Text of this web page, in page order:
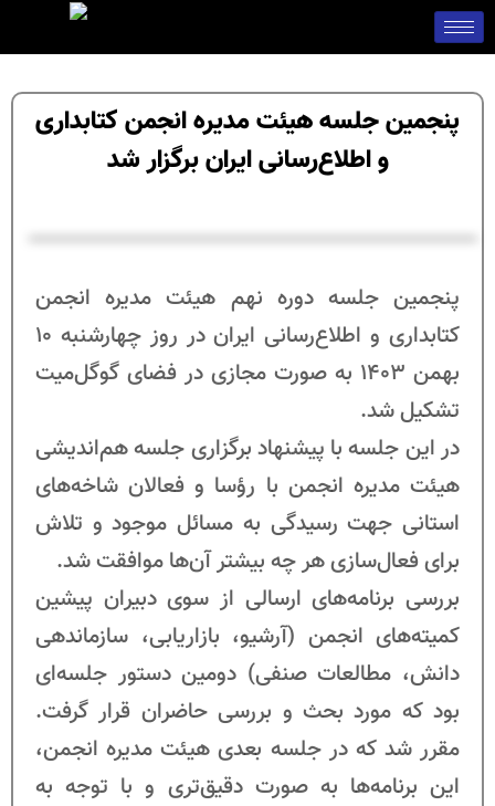
پنجمین جلسه هیئت مدیره انجمن کتابداری
و اطلاع‌رسانی ایران برگزار شد
پنجمین جلسه دوره نهم هیئت مدیره انجمن
کتابداری و اطلاع‌‌رسانی ایران در روز چهارشنبه 10
بهمن 1403 به صورت مجازی در فضای گوگل‌میت
تشکیل شد.
در این جلسه با پیشنهاد برگزاری جلسه هم‌اندیشی
هیئت مدیره انجمن با رؤسا و فعالان شاخه‌های
استانی جهت رسیدگی به مسائل موجود و تلاش
برای فعال‌سازی هر چه بیشتر آن‌ها موافقت شد.
بررسی برنامه‌های ارسالی از سوی دبیران پیشین
کمیته‌های انجمن (آرشیو، بازاریابی، سازماندهی
دانش، مطالعات صنفی) دومین دستور جلسه‌‌ای
بود که مورد بحث و بررسی حاضران قرار گرفت.
مقرر شد که در جلسه بعدی هیئت مدیره انجمن،
این برنامه‌ها به صورت دقیق‌تری و با توجه به